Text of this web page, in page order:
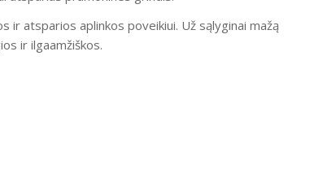
ir atsparios aplinkos poveikiui. Už sąlyginai mažą
ir ilgaamžiškos.